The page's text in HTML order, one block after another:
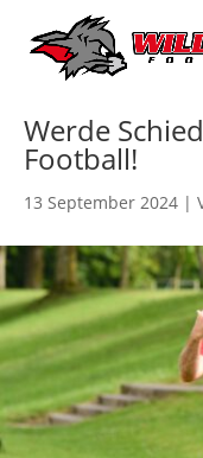
Werde
Football!
13 September 2024 |